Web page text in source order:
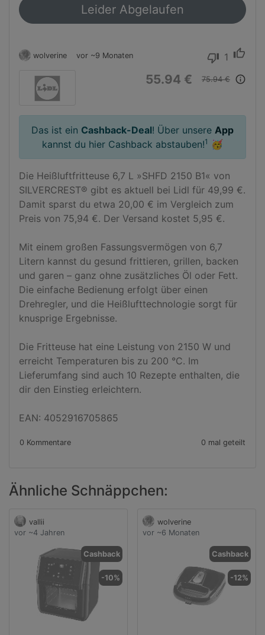
Leider Abgelaufen
wolverine vor ~9 Monaten thumb_down 1 thumb_up
55.94 € 75.94 € info_outline
Das ist ein Cashback-Deal! Über unsere App
kannst du hier Cashback abstauben!1 🥳
Die Heißluftfritteuse 6,7 L »SHFD 2150 B1« von
SILVERCREST® gibt es aktuell bei Lidl für 49,99 €.
Damit sparst du etwa 20,00 € im Vergleich zum
Preis von 75,94 €. Der Versand kostet 5,95 €.
Mit einem großen Fassungsvermögen von 6,7
Litern kannst du gesund frittieren, grillen, backen
und garen – ganz ohne zusätzliches Öl oder Fett.
Die einfache Bedienung erfolgt über einen
Drehregler, und die Heißlufttechnologie sorgt für
knusprige Ergebnisse.
Die Fritteuse hat eine Leistung von 2150 W und
erreicht Temperaturen bis zu 200 °C. Im
Lieferumfang sind auch 10 Rezepte enthalten, die
dir den Einstieg erleichtern.
EAN: 4052916705865
0 Kommentare 0 mal geteilt
Ähnliche Schnäppchen:
vallii
vor ~4 Jahren
Cashback
-10%
wolverine
vor ~6 Monaten
Cashback
-12%